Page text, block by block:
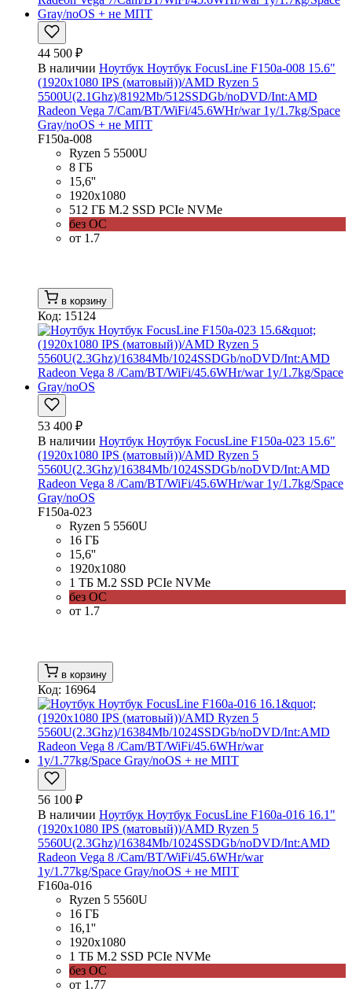
44 500 ₽
В наличии Ноутбук Ноутбук FocusLine F150a-008 15.6"
(1920x1080 IPS (матовый))/AMD Ryzen 5
5500U(2.1Ghz)/8192Mb/512SSDGb/noDVD/Int:AMD
Radeon Vega 7/Cam/BT/WiFi/45.6WHr/war 1y/1.7kg/Space
Gray/noOS + не МПТ
F150a-008
Ryzen 5 5500U
8 ГБ
15,6''
1920x1080
512 ГБ M.2 SSD PCIe NVMe
без ОС
от 1.7
в корзину
Код: 15124
53 400 ₽
В наличии Ноутбук Ноутбук FocusLine F150a-023 15.6"
(1920x1080 IPS (матовый))/AMD Ryzen 5
5560U(2.3Ghz)/16384Mb/1024SSDGb/noDVD/Int:AMD
Radeon Vega 8 /Cam/BT/WiFi/45.6WHr/war 1y/1.7kg/Space
Gray/noOS
F150a-023
Ryzen 5 5560U
16 ГБ
15,6''
1920x1080
1 ТБ M.2 SSD PCIe NVMe
без ОС
от 1.7
в корзину
Код: 16964
56 100 ₽
В наличии Ноутбук Ноутбук FocusLine F160a-016 16.1"
(1920x1080 IPS (матовый))/AMD Ryzen 5
5560U(2.3Ghz)/16384Mb/1024SSDGb/noDVD/Int:AMD
Radeon Vega 8 /Cam/BT/WiFi/45.6WHr/war
1y/1.77kg/Space Gray/noOS + не МПТ
F160a-016
Ryzen 5 5560U
16 ГБ
16,1''
1920x1080
1 ТБ M.2 SSD PCIe NVMe
без ОС
от 1.77